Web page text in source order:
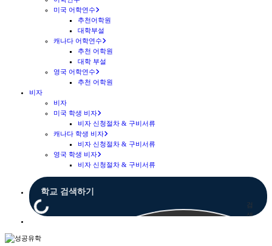
미국 어학연수
추천어학원
대학부설
캐나다 어학연수
추천 어학원
대학 부설
영국 어학연수
추천 어학원
비자
비자
미국 학생 비자
비자 신청절차 & 구비서류
캐나다 학생 비자
비자 신청절차 & 구비서류
영국 학생 비자
비자 신청절차 & 구비서류
검
색